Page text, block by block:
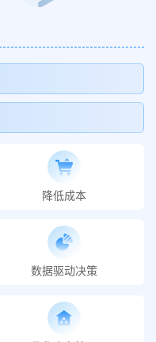
降低成本
数据驱动决策